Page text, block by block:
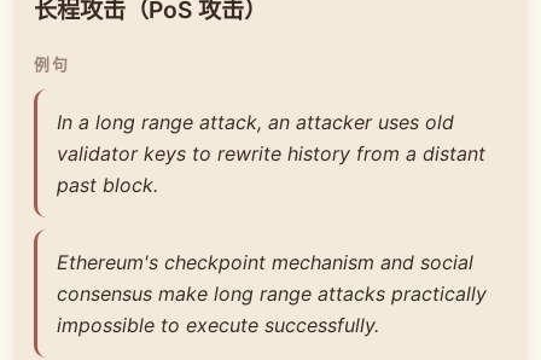
长程攻击（PoS 攻击）
例句
In a long range attack, an attacker uses old
validator keys to rewrite history from a distant
past block.
Ethereum's checkpoint mechanism and social
consensus make long range attacks practically
impossible to execute successfully.